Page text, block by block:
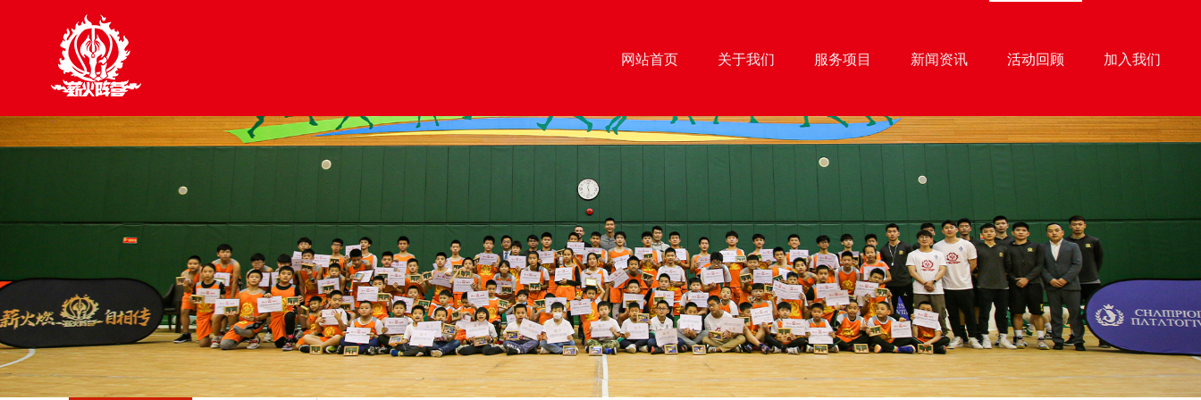
网站首页 关于我们 服务项目 新闻资讯 活动回顾 加入我们